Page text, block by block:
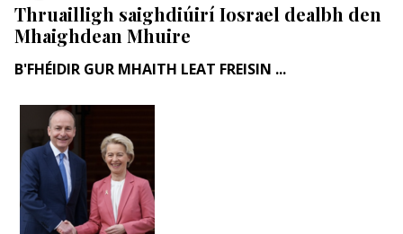
Thruailligh saighdiúirí Iosrael dealbh den
Mhaighdean Mhuire
B'FHÉIDIR GUR MHAITH LEAT FREISIN ...